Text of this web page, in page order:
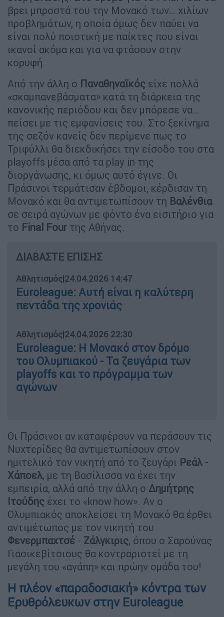
βρει μπροστά του την Μονακό των… χιλίων
προβλημάτων, η οποία όμως δεν παύει να
είναι πολύ ποιοτική με παίκτες που είναι
ικανοί ακόμα και για να φτάσουν στην
κορυφή.
Από την άλλη ο Παναθηναϊκός είχε πολλά
«σκαμπανεβάσματα» κατά τη διάρκεια της
κανονικής περιόδου και δεν μπόρεσε να…
πείσει με τις εμφανίσεις του. Στο ξεκίνημα
της σεζόν κανείς δεν περίμενε πως το
Τριφύλλι θα διεκδικήσει την είσοδο του στα
playoffs μέσα από τα play in της
διοργάνωσης, κι όμως αυτό έγινε. Οι
Πράσινοι τερμάτισαν έβδομοι, κέρδισαν τη
Μονακό και θα αντιμετωπίσουν τη Βαλένθια
σε σειρά αγώνων με φόντο ένα εισιτήριο για
το Final Four της Αθήνας.
ΔΙΑΒΑΣΤΕ ΕΠΙΣΗΣ
Αθλητισμός|24.04.2026 14:47
Euroleague: Αυτή είναι η καλύτερη
πεντάδα της χρονιάς
Αθλητισμός|24.04.2026 22:30
Euroleague: Η Μονακό στον δρόμο
του Ολυμπιακού - Τα ζευγάρια των
playoffs και το πρόγραμμα των
αγώνων
Οι Πράσινοι αν καταφέρουν να περάσουν τις
Νυχτερίδες θα αντιμετωπίσουν στον
ημιτελικό τον νικητή από το ζευγάρι Ρεάλ -
Χάποελ, με τη Βασίλισσα να έχει την
εμπειρία, αλλά από την άλλη ο Δημήτρης
Ιτούδης έχει το «know how». Αν ο
Ολυμπιακός αποκλείσει τη Μονακό θα έρθει
αντιμέτωπος με τον νικητή του
Φενερμπαχτσέ - Ζάλγκιρις, όπου ο Σαρούνας
Γιασικεβίτσιους θα κοντραριστεί με τη
μεγάλη του «αγάπη» και πρώην ομάδα του!
Η πλέον «παραδοσιακή» κόντρα των
Ερυθρόλευκων στην Euroleague